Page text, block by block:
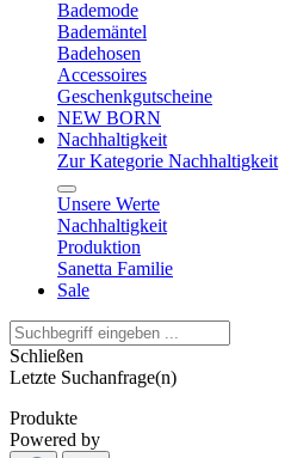
Bademode
Bademäntel
Badehosen
Accessoires
Geschenkgutscheine
NEW BORN
Nachhaltigkeit
Zur Kategorie Nachhaltigkeit
Unsere Werte
Nachhaltigkeit
Produktion
Sanetta Familie
Sale
Schließen
Letzte Suchanfrage(n)
Produkte
Powered by